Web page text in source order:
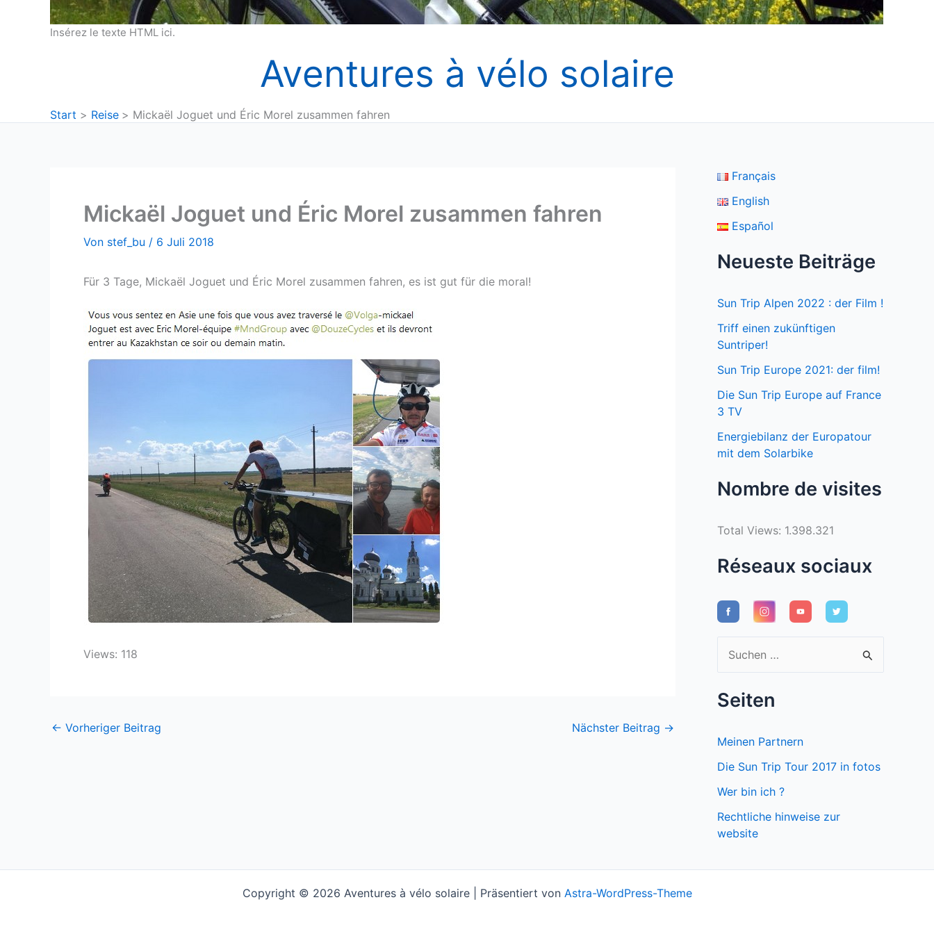
Insérez le texte HTML ici.
Aventures à vélo solaire
Start Reise Mickaël Joguet und Éric Morel zusammen fahren
Mickaël Joguet und Éric Morel zusammen fahren
Von stef_bu / 6 Juli 2018
Für 3 Tage, Mickaël Joguet und Éric Morel zusammen fahren, es ist gut für die moral!
Views: 118
← Vorheriger Beitrag Nächster Beitrag →
Français
English
Español
Neueste Beiträge
Sun Trip Alpen 2022 : der Film !
Triff einen zukünftigen
Suntriper!
Sun Trip Europe 2021: der film!
Die Sun Trip Europe auf France
3 TV
Energiebilanz der Europatour
mit dem Solarbike
Nombre de visites
Total Views: 1.398.321
Réseaux sociaux
u
c
e
c
:
Seiten
Meinen Partnern
Die Sun Trip Tour 2017 in fotos
Wer bin ich ?
Rechtliche hinweise zur
website
Copyright © 2026 Aventures à vélo solaire | Präsentiert von Astra-WordPress-Theme